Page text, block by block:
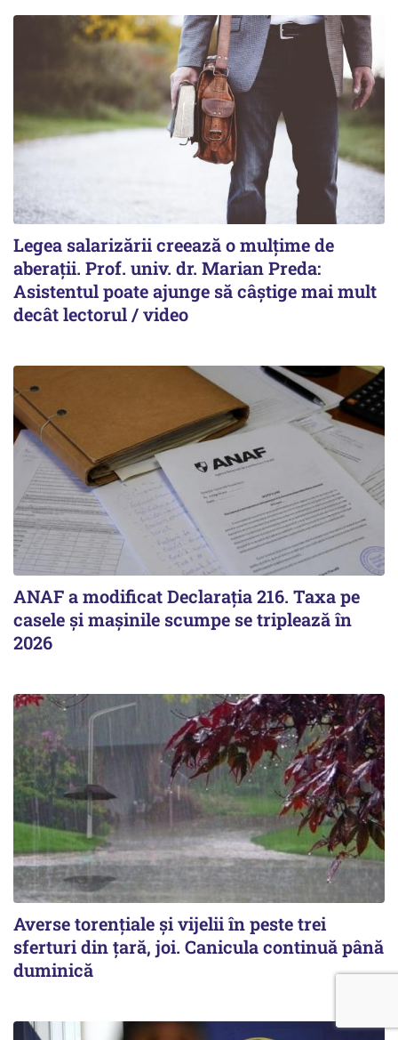
Legea salarizării creează o mulțime de
aberații. Prof. univ. dr. Marian Preda:
Asistentul poate ajunge să câștige mai mult
decât lectorul / video
ANAF a modificat Declarația 216. Taxa pe
casele și mașinile scumpe se triplează în
2026
Averse torențiale și vijelii în peste trei
sferturi din țară, joi. Canicula continuă până
duminică